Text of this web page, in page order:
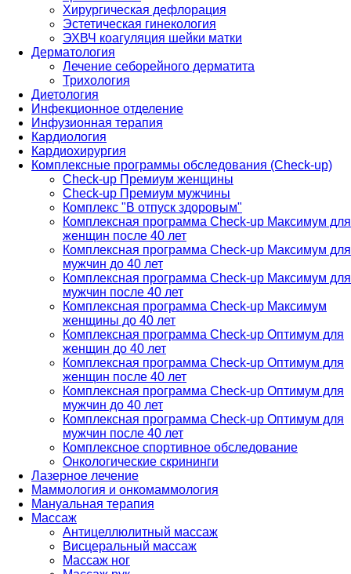
Хирургическая дефлорация
Эстетическая гинекология
ЭХВЧ коагуляция шейки матки
Дерматология
Лечение себорейного дерматита
Трихология
Диетология
Инфекционное отделение
Инфузионная терапия
Кардиология
Кардиохирургия
Комплексные программы обследования (Check-up)
Check-up Премиум женщины
Check-up Премиум мужчины
Комплекс "В отпуск здоровым"
Комплексная программа Check-up Максимум для
женщин после 40 лет
Комплексная программа Check-up Максимум для
мужчин до 40 лет
Комплексная программа Check-up Максимум для
мужчин после 40 лет
Комплексная программа Check-up Максимум
женщины до 40 лет
Комплексная программа Check-up Оптимум для
женщин до 40 лет
Комплексная программа Check-up Оптимум для
женщин после 40 лет
Комплексная программа Check-up Оптимум для
мужчин до 40 лет
Комплексная программа Check-up Оптимум для
мужчин после 40 лет
Комплексное спортивное обследование
Онкологические скрининги
Лазерное лечение
Маммология и онкомаммология
Мануальная терапия
Массаж
Антицеллюлитный массаж
Висцеральный массаж
Массаж ног